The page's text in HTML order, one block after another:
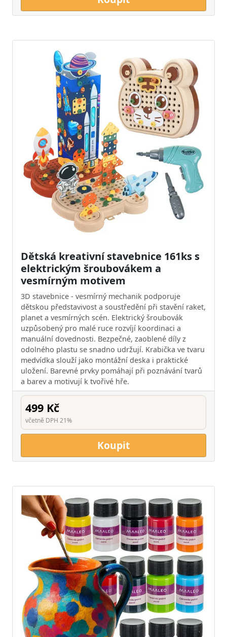
Dětská kreativní stavebnice 161ks s
elektrickým šroubovákem a
vesmírným motivem
3D stavebnice - vesmírný mechanik podporuje
dětskou představivost a soustředění při stavění raket,
planet a vesmírných scén. Elektrický šroubovák
uzpůsobený pro malé ruce rozvíjí koordinaci a
manuální dovednosti. Bezpečné, zaoblené díly z
odolného plastu se snadno udržují. Krabička ve tvaru
medvídka slouží jako montážní deska i praktické
uložení. Barevné prvky pomáhají při poznávání tvarů
a barev a motivují k tvořivé hře.
499 Kč
včetně DPH 21%
Koupit